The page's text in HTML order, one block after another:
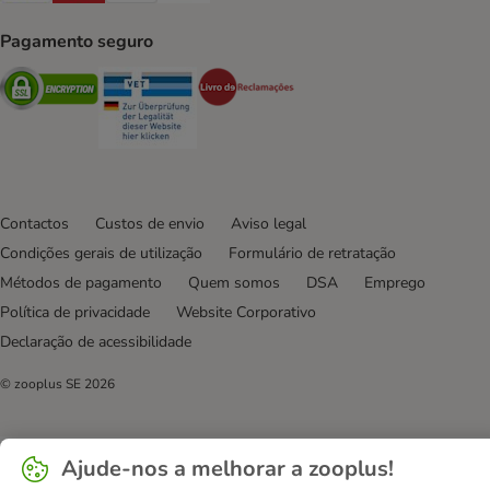
Pagamento seguro
Security Security
Contactos Custos de envio
Aviso legal
Condições gerais de utilização
Formulário de retratação
Métodos de pagamento
Quem somos DSA
Emprego
Política de privacidade
Website Corporativo
Declaração de acessibilidade
© zooplus SE 2026
Ajude-nos a melhorar a zooplus!